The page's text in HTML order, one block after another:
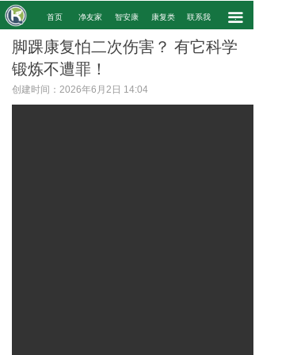
끀
. 首页 净友家 智安康 康复类 联系我 .
脚踝康复怕二次伤害？ 有它科学
锻炼不遭罪！
创建时间： 2026年6月2日 14:04